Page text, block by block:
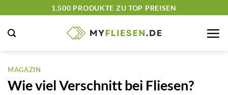
springen
1.500 PRODUKTE ZU TOP PREISEN
MAGAZIN
Wie viel Verschnitt bei Fliesen?